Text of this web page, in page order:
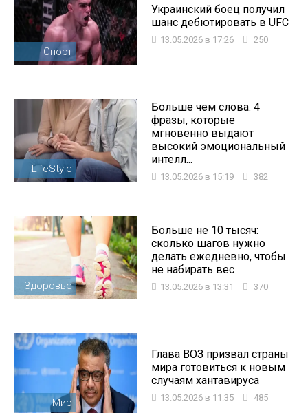
Спорт
Украинский боец ​​получил
шанс дебютировать в UFC
13.05.2026 в 17:26 250
LifeStyle
Больше чем слова: 4
фразы, которые
мгновенно выдают
высокий эмоциональный
интелл...
13.05.2026 в 15:19 382
Здоровье
Больше не 10 тысяч:
сколько шагов нужно
делать ежедневно, чтобы
не набирать вес
13.05.2026 в 13:31 370
Мир
Глава ВОЗ призвал страны
мира готовиться к новым
случаям хантавируса
13.05.2026 в 11:35 485